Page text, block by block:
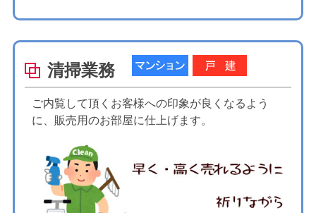
清掃業務
ご内覧して頂くお客様への印象が良くなるよう
に、販売用のお部屋に仕上げます。